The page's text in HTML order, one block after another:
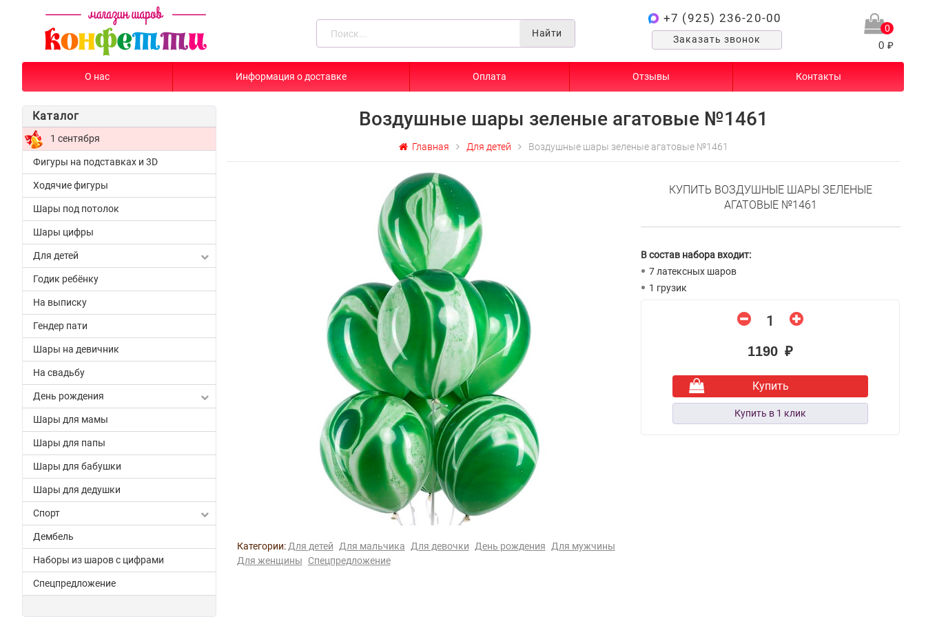
Найти
+7 (925) 236-20-00
Заказать звонок
0
0 ₽
О нас Информация о доставке Оплата Отзывы Контакты
Каталог
1 сентября
Фигуры на подставках и 3D
Ходячие фигуры
Шары под потолок
Шары цифры
Для детей
Годик ребёнку
На выписку
Гендер пати
Шары на девичник
На свадьбу
День рождения
Шары для мамы
Шары для папы
Шары для бабушки
Шары для дедушки
Спорт
Дембель
Наборы из шаров с цифрами
Спецпредложение
Воздушные шары зеленые агатовые №1461
Главная Для детей Воздушные шары зеленые агатовые №1461
Категории: Для детей Для мальчика Для девочки День рождения
Для мужчины
Для женщины
Спецпредложение
КУПИТЬ ВОЗДУШНЫЕ ШАРЫ ЗЕЛЕНЫЕ
АГАТОВЫЕ №1461
В состав набора входит:
7 латексных шаров
1 грузик
1190 ₽
Купить